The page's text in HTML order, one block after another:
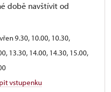
době navštívit od
9.30, 10.00, 10.30,
13.30, 14.00, 14.30, 15.00,
vstupenku